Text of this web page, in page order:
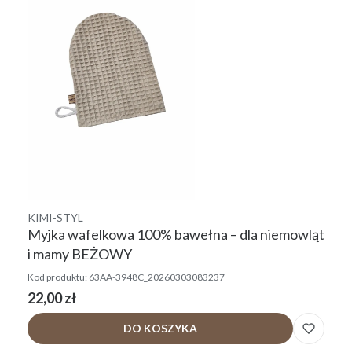
Producent
KIMI-STYL
Myjka wafelkowa 100% bawełna – dla niemowląt
i mamy BEŻOWY
Kod produktu: 63AA-3948C_20260303083237
Cena
22,00 zł
DO KOSZYKA